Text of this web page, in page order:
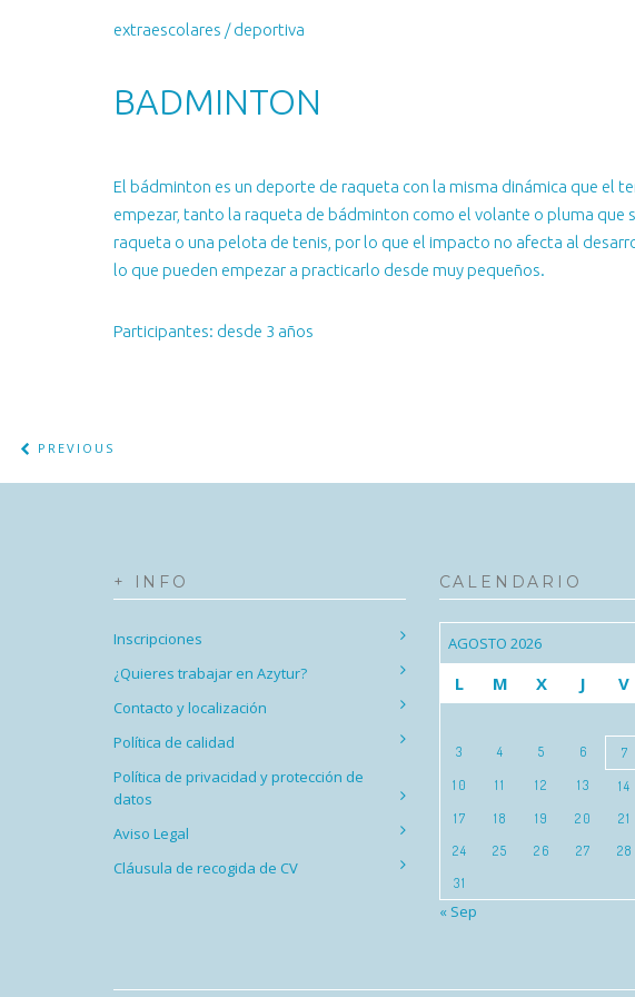
extraescolares / deportiva
BADMINTON
El bádminton es un deporte de raqueta con la misma dinámica que el
empezar, tanto la raqueta de bádminton como el volante o pluma que
raqueta o una pelota de tenis, por lo que el impacto no afecta al
lo que pueden empezar a practicarlo desde muy pequeños.
Participantes: desde 3 años
PREVIOUS
+ INFO
Inscripciones
¿Quieres trabajar en Azytur?
Contacto y localización
Política de calidad
Política de privacidad y protección de
datos
Aviso Legal
Cláusula de recogida de CV
CALENDARIO
AGOSTO 2026
L M X J V
3
4 5 6 7
10
11 12 13 14
17
18 19 20 21
24
25 26 27 28
31
« Sep